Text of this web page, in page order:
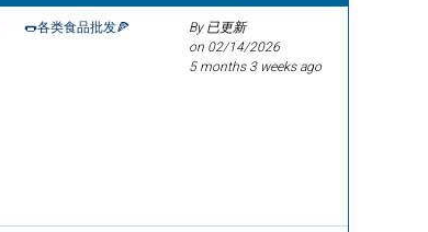
🌭各类食品批发🍕
By 已更新
on 02/14/2026
5 months 3 weeks ago